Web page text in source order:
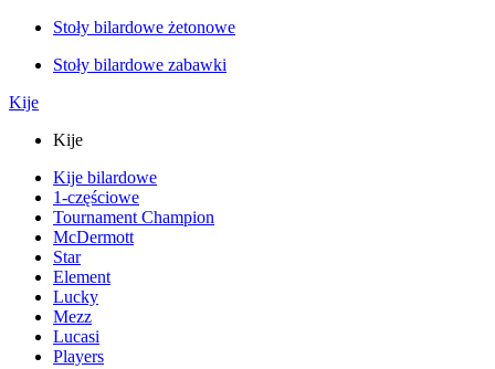
Stoły bilardowe żetonowe
Stoły bilardowe zabawki
Kije
Kije
Kije bilardowe
1-częściowe
Tournament Champion
McDermott
Star
Element
Lucky
Mezz
Lucasi
Players